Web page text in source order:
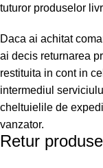
tuturor produselor
Daca ai achitat
ai decis returnarea
restituita in cont in
intermediul
cheltuielile de
vanzator.
Retur produse